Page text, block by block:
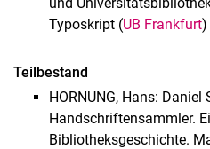
Typoskript (UB Frankfurt)
Teilbestand
HORNUNG, Hans:
Handschriftensammler.
Bibliotheksgeschichte.